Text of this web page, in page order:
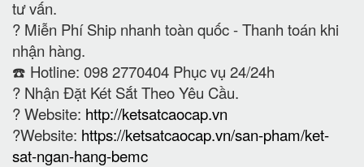
tư vấn.
? Miễn Phí Ship nhanh toàn quốc - Thanh toán khi
nhận hàng.
☎️ Hotline: 098 2770404 Phục vụ 24/24h
? Nhận Đặt Két Sắt Theo Yêu Cầu.
? Website: http://ketsatcaocap.vn
?Website: https://ketsatcaocap.vn/san-pham/ket-
sat-ngan-hang-bemc